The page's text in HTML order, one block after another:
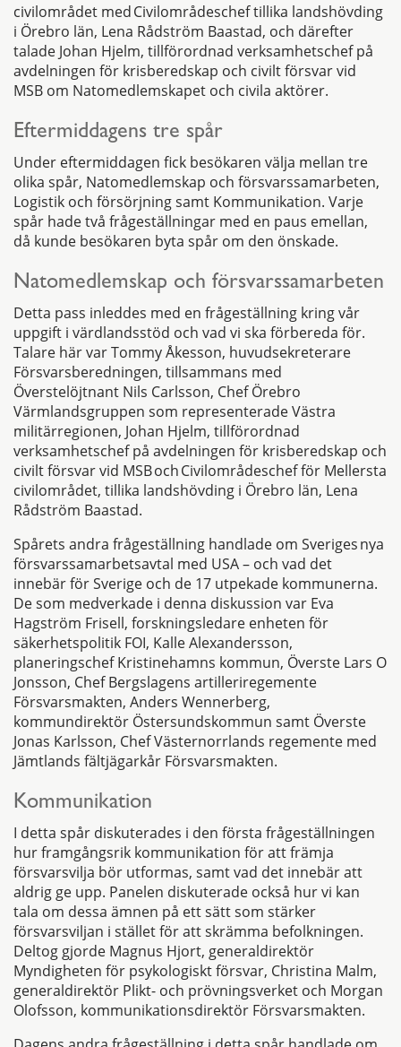
civilområdet med Civilområdeschef tillika landshövding
i Örebro län, Lena Rådström Baastad, och därefter
talade Johan Hjelm, tillförordnad verksamhetschef på
avdelningen för krisberedskap och civilt försvar vid
MSB om Natomedlemskapet och civila aktörer.
Eftermiddagens tre spår
Under eftermiddagen fick besökaren välja mellan tre
olika spår, Natomedlemskap och försvarssamarbeten,
Logistik och försörjning samt Kommunikation. Varje
spår hade två frågeställningar med en paus emellan,
då kunde besökaren byta spår om den önskade.
Natomedlemskap och försvarssamarbeten
Detta pass inleddes med en frågeställning kring vår
uppgift i värdlandsstöd och vad vi ska förbereda för.
Talare här var Tommy Åkesson, huvudsekreterare
Försvarsberedningen, tillsammans med
Överstelöjtnant Nils Carlsson, Chef Örebro
Värmlandsgruppen som representerade Västra
militärregionen, Johan Hjelm, tillförordnad
verksamhetschef på avdelningen för krisberedskap och
civilt försvar vid MSB och Civilområdeschef för Mellersta
civilområdet, tillika landshövding i Örebro län, Lena
Rådström Baastad.
Spårets andra frågeställning handlade om Sveriges nya
försvarssamarbetsavtal med USA – och vad det
innebär för Sverige och de 17 utpekade kommunerna.
De som medverkade i denna diskussion var Eva
Hagström Frisell, forskningsledare enheten för
säkerhetspolitik FOI, Kalle Alexandersson,
planeringschef Kristinehamns kommun, Överste Lars O
Jonsson, Chef Bergslagens artilleriregemente
Försvarsmakten, Anders Wennerberg,
kommundirektör Östersundskommun samt Överste
Jonas Karlsson, Chef Västernorrlands regemente med
Jämtlands fältjägarkår Försvarsmakten.
Kommunikation
I detta spår diskuterades i den första frågeställningen
hur framgångsrik kommunikation för att främja
försvarsvilja bör utformas, samt vad det innebär att
aldrig ge upp. Panelen diskuterade också hur vi kan
tala om dessa ämnen på ett sätt som stärker
försvarsviljan i stället för att skrämma befolkningen.
Deltog gjorde Magnus Hjort, generaldirektör
Myndigheten för psykologiskt försvar, Christina Malm,
generaldirektör Plikt- och prövningsverket och Morgan
Olofsson, kommunikationsdirektör Försvarsmakten.